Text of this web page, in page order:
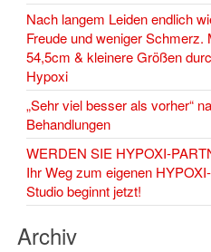
Nach langem Leiden endlich
Freude und weniger Schmerz.
54,5cm & kleinere Größen
Hypoxi
„Sehr viel besser als vorher“
Behandlungen
WERDEN SIE HYPOXI-
Ihr Weg zum eigenen HYPOXI-
Studio beginnt jetzt!
Archiv